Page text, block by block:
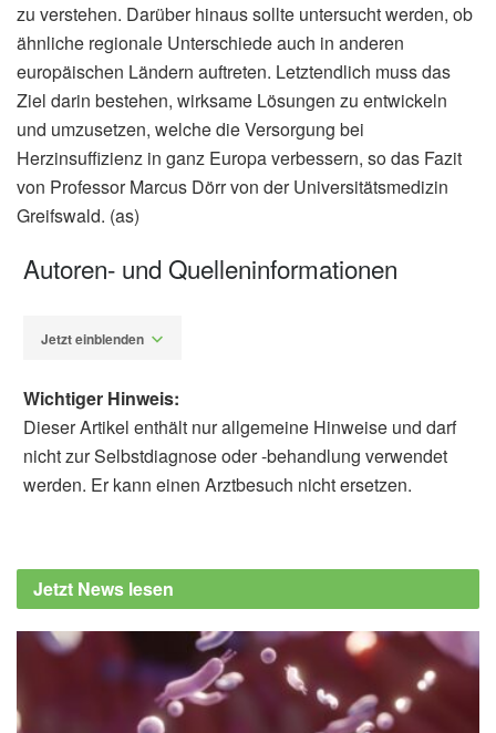
zu verstehen. Darüber hinaus sollte untersucht werden, ob
ähnliche regionale Unterschiede auch in anderen
europäischen Ländern auftreten. Letztendlich muss das
Ziel darin bestehen, wirksame Lösungen zu entwickeln
und umzusetzen, welche die Versorgung bei
Herzinsuffizienz in ganz Europa verbessern, so das Fazit
von Professor Marcus Dörr von der Universitätsmedizin
Greifswald. (as)
Autoren- und Quelleninformationen
Jetzt einblenden
disparities 30 years after reunification,
European Society of Cardiology
Wichtiger Hinweis:
Dieser Artikel enthält nur allgemeine Hinweise und darf
nicht zur Selbstdiagnose oder -behandlung verwendet
werden. Er kann einen Arztbesuch nicht ersetzen.
Jetzt News lesen